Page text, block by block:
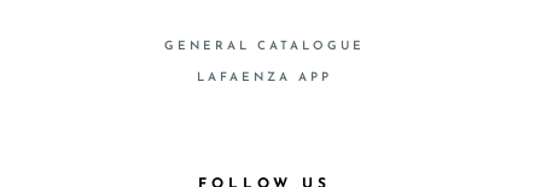
GENERAL CATALOGUE
LAFAENZA APP